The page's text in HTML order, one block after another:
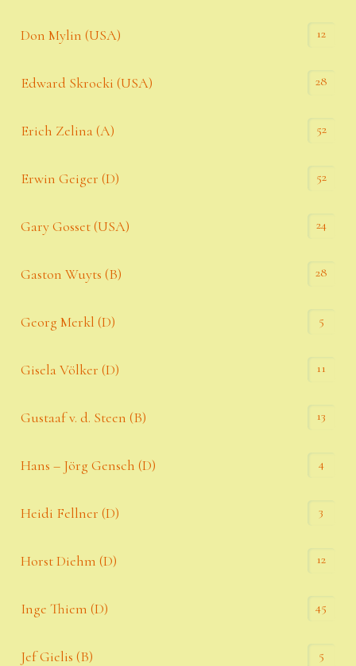
Don Mylin (USA) 12
Edward Skrocki (USA) 28
Erich Zelina (A) 52
Erwin Geiger (D) 52
Gary Gosset (USA) 24
Gaston Wuyts (B) 28
Georg Merkl (D) 5
Gisela Völker (D) 11
Gustaaf v. d. Steen (B) 13
Hans – Jörg Gensch (D) 4
Heidi Fellner (D) 3
Horst Diehm (D) 12
Inge Thiem (D) 45
Jef Gielis (B) 5